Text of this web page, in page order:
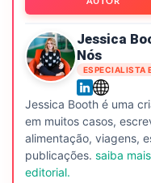
Jessica
Nós
ESPECIALISTA
Jessica Booth é uma
em muitos casos,
alimentação, viagens,
publicações. saiba mais
editorial.